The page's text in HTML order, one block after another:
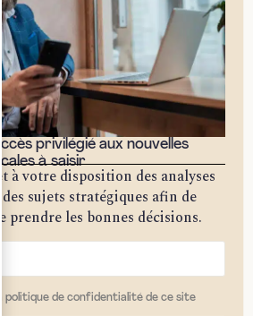
privilégié aux nouvelles
à saisir
à votre disposition des analyses
des sujets stratégiques afin de
prendre les bonnes décisions.
politique de confidentialité de ce site